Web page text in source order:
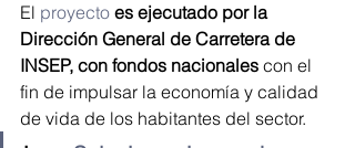
El proyecto es ejecutado por la
Dirección General de Carretera de
INSEP, con fondos nacionales con el
fin de impulsar la economía y calidad
de vida de los habitantes del sector.